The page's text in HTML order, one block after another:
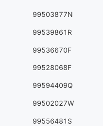
99503877N
99539861R
99536670F
99528068F
99594409Q
99502027W
99556481S